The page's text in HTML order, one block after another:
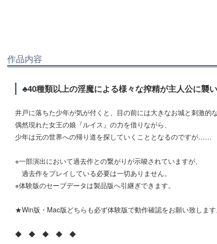
作品内容
♣40種類以上の淫魔による様々な搾精が主人公に襲
井戸に落ちた少年が気が付くと、目の前には大きなお城と刺激的
偶然現れた女王の娘『ルイス』の力を借りながら、
少年は元の世界への帰り道を探していくこととなるのですが……
※一部演出において過去作との繋がりが示唆されていますが、
過去作をプレイしている必要は一切ありません。
※体験版のセーブデータは製品版へ引継ぎできます。
★Win版・Mac版どちらも必ず体験版で動作確認をお願い致しま
◆ ◆ ◆ ◆ ◆